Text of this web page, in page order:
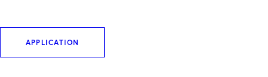
APPLICATION